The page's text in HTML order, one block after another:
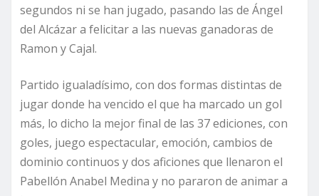
segundos ni se han jugado, pasando las de Ángel
del Alcázar a felicitar a las nuevas ganadoras de
Ramon y Cajal.
Partido igualadísimo, con dos formas distintas de
jugar donde ha vencido el que ha marcado un gol
más, lo dicho la mejor final de las 37 ediciones, con
goles, juego espectacular, emoción, cambios de
dominio continuos y dos aficiones que llenaron el
Pabellón Anabel Medina y no pararon de animar a